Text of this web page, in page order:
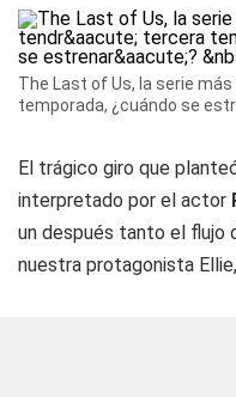
The Last of Us, la serie
temporada, ¿cuándo se
El trágico giro que
interpretado por el actor
un después tanto el flujo
nuestra protagonista